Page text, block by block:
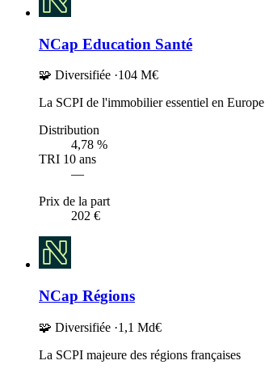
NCap Education Santé
🧩 Diversifiée ·104 M€
La SCPI de l'immobilier essentiel en Europe
Distribution
4,78 %
TRI 10 ans
—
Prix de la part
202 €
NCap Régions
🧩 Diversifiée ·1,1 Md€
La SCPI majeure des régions françaises